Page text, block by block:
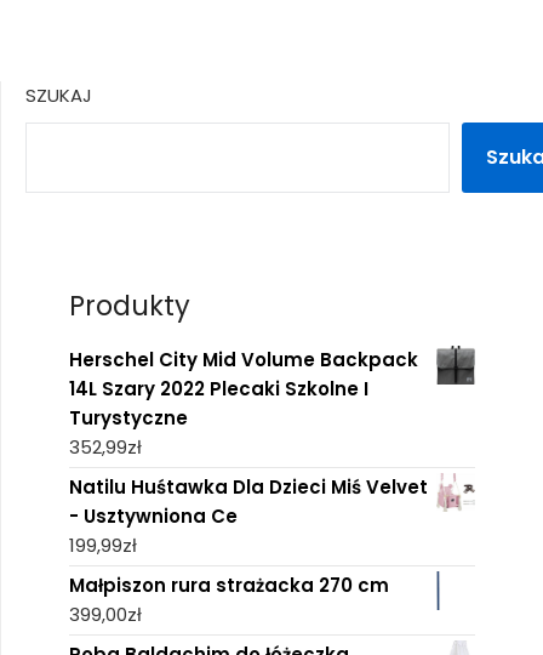
SZUKAJ
Produkty
Herschel City Mid Volume Backpack
14L Szary 2022 Plecaki Szkolne I
Turystyczne
352,99zł
Natilu Huśtawka Dla Dzieci Miś Velvet
- Usztywniona Ce
199,99zł
Małpiszon rura strażacka 270 cm
399,00zł